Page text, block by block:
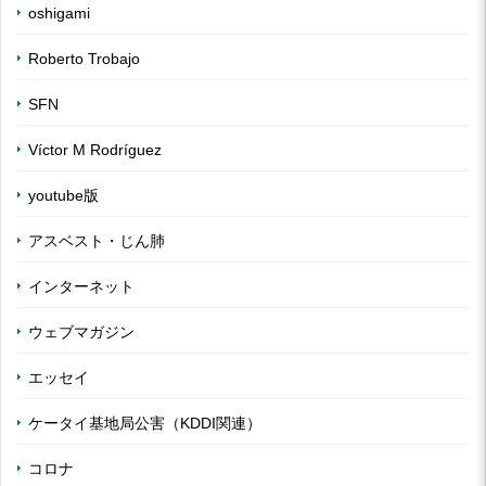
oshigami
Roberto Trobajo
SFN
Víctor M Rodríguez
youtube版
アスベスト・じん肺
インターネット
ウェブマガジン
エッセイ
ケータイ基地局公害（KDDI関連）
コロナ